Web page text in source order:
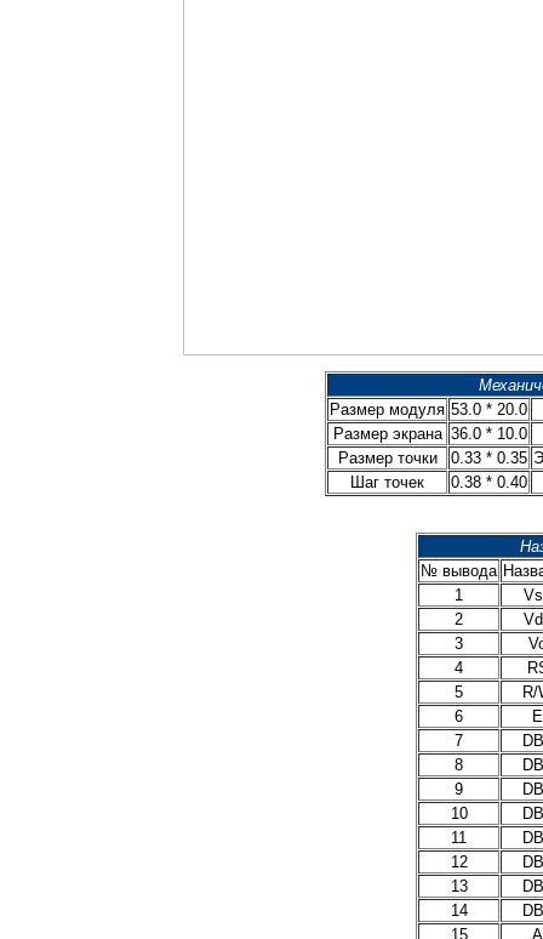
Размер модуля 53.0 * 20.0
Размер экрана 36.0 * 10.0
Размер точки
0.33 * 0.35
Шаг точек
0.38 * 0.40
№ вывода
1
2
3
4
5
R/
6
E
7
8
9
10
11
12
13
14
15
A